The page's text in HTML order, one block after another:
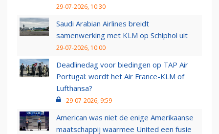
29-07-2026, 10:30
Saudi Arabian Airlines breidt
samenwerking met KLM op Schiphol uit
29-07-2026, 10:00
Deadlinedag voor biedingen op TAP Air
Portugal: wordt het Air France-KLM of
Lufthansa?
29-07-2026, 9:59
American was niet de enige Amerikaanse
maatschappij waarmee United een fusie